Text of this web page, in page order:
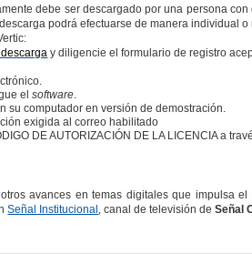
debe ser descargado por una persona con
podrá efectuarse de manera individual
y diligencie el formulario de registro
elsoftware.
su computador en versión de demostración.
exigida al correo habilitado
DE AUTORIZACIÓN DE LA LICENCIA a
avances en temas digitales que impulsa
Señal Institucional, canal de televisión deSeñal